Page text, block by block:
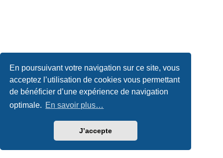
En poursuivant votre navigation sur ce site, vous
acceptez l’utilisation de cookies vous permettant
de bénéficier d’une expérience de navigation
optimale. En savoir plus…
J’accepte